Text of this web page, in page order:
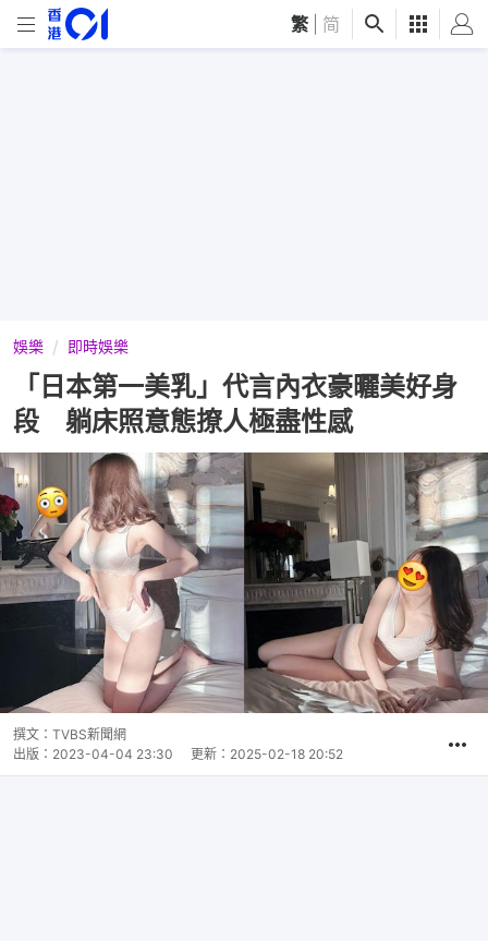
繁 简
娛樂 即時娛樂
「日本第一美乳」代言內衣豪曬美好身
段 躺床照意態撩人極盡性感
撰文： TVBS新聞網
出版： 2023-04-04 23:30 更新： 2025-02-18 20:52